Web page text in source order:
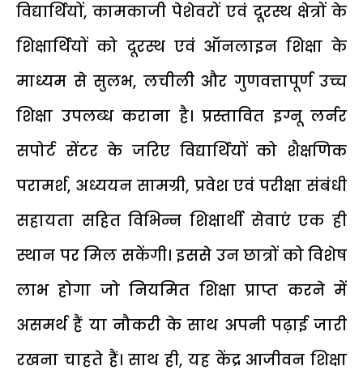
विद्यार्थियों, कामकाजी पेशेवरों एवं दूरस्थ क्षेत्रों के
शिक्षार्थियों को दूरस्थ एवं ऑनलाइन शिक्षा के
माध्यम से सुलभ, लचीली और गुणवत्तापूर्ण उच्च
शिक्षा उपलब्ध कराना है। प्रस्तावित इग्नू लर्नर
सपोर्ट सेंटर के जरिए विद्यार्थियों को शैक्षणिक
परामर्श, अध्ययन सामग्री, प्रवेश एवं परीक्षा संबंधी
सहायता सहित विभिन्न शिक्षार्थी सेवाएं एक ही
स्थान पर मिल सकेंगी। इससे उन छात्रों को विशेष
लाभ होगा जो नियमित शिक्षा प्राप्त करने में
असमर्थ हैं या नौकरी के साथ अपनी पढ़ाई जारी
रखना चाहते हैं। साथ ही, यह केंद्र आजीवन शिक्षा